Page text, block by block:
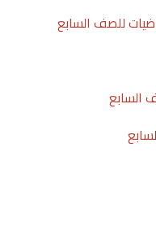
للصف السابع
السابع